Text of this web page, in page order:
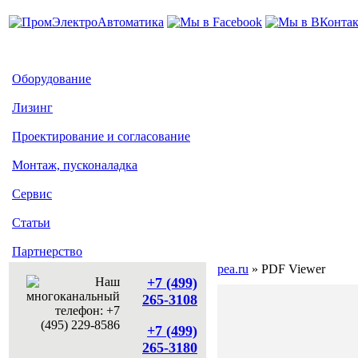
Оборудование
Лизинг
Проектирование и согласование
Монтаж, пусконаладка
Сервис
Статьи
Партнерство
+7 (499)
265-3108
+7 (499)
265-3180
pea.ru » PDF Viewer